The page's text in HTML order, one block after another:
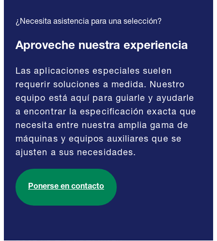
¿Necesita asistencia para una selección?
Aproveche nuestra experiencia
Las aplicaciones especiales suelen
requerir soluciones a medida. Nuestro
equipo está aquí para guiarle y ayudarle
a encontrar la especificación exacta que
necesita entre nuestra amplia gama de
máquinas y equipos auxiliares que se
ajusten a sus necesidades.
Ponerse en contacto